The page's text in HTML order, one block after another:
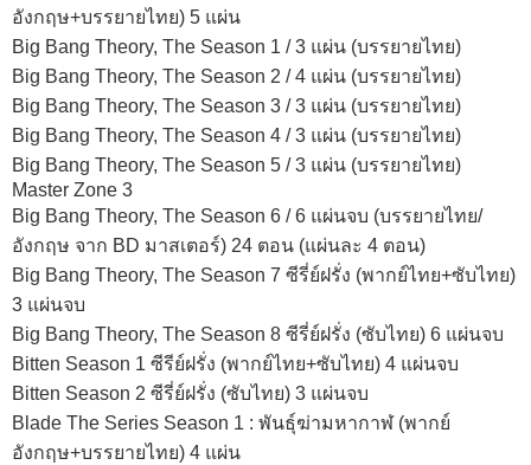
อังกฤษ+บรรยายไทย) 5 แผ่น
Big Bang Theory, The Season 1 / 3 แผ่น (บรรยายไทย)
Big Bang Theory, The Season 2 / 4 แผ่น (บรรยายไทย)
Big Bang Theory, The Season 3 / 3 แผ่น (บรรยายไทย)
Big Bang Theory, The Season 4 / 3 แผ่น (บรรยายไทย)
Big Bang Theory, The Season 5 / 3 แผ่น (บรรยายไทย)
Master Zone 3
Big Bang Theory, The Season 6 / 6 แผ่นจบ (บรรยายไทย/
อังกฤษ จาก BD มาสเตอร์) 24 ตอน (แผ่นละ 4 ตอน)
Big Bang Theory, The Season 7 ซีรี่ย์ฝรั่ง (พากย์ไทย+ซับไทย)
3 แผ่นจบ
Big Bang Theory, The Season 8 ซีรี่ย์ฝรั่ง (ซับไทย) 6 แผ่นจบ
Bitten Season 1 ซีรีย์ฝรั่ง (พากย์ไทย+ซับไทย) 4 แผ่นจบ
Bitten Season 2 ซีรี่ย์ฝรั่ง (ซับไทย) 3 แผ่นจบ
Blade The Series Season 1 : พันธุ์ฆ่ามหากาฬ (พากย์
อังกฤษ+บรรยายไทย) 4 แผ่น